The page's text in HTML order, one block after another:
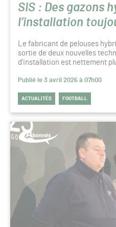
SIS : Des gazons
l’installation
Le fabricant de pelouses
sortie de deux nouvelles
d’installation est nettement
Publié le 3 avril 2026 à 07h00
ACTUALITÉS FOOTBALL